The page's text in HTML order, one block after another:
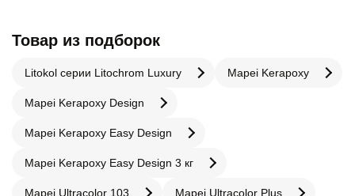
Товар из подборок
Litokol серии Litochrom Luxury Mapei Kerapoxy
Mapei Kerapoxy Design
Mapei Kerapoxy Easy Design
Mapei Kerapoxy Easy Design 3 кг
Mapei Ultracolor 103 Mapei Ultracolor Plus